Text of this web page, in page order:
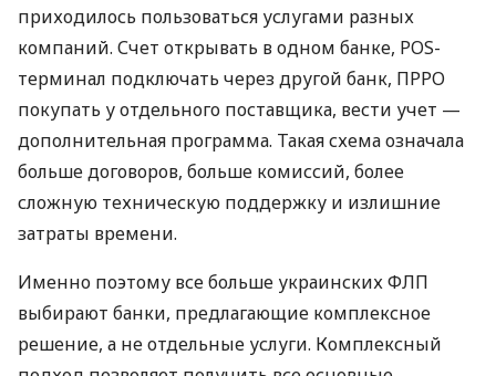
приходилось пользоваться услугами разных
компаний. Счет открывать в одном банке, POS-
терминал подключать через другой банк, ПРРО
покупать у отдельного поставщика, вести учет —
дополнительная программа. Такая схема означала
больше договоров, больше комиссий, более
сложную техническую поддержку и излишние
затраты времени.
Именно поэтому все больше украинских ФЛП
выбирают банки, предлагающие комплексное
решение, а не отдельные услуги. Комплексный